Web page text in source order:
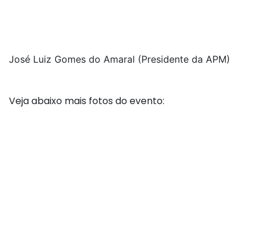
José Luiz Gomes do Amaral (Presidente da APM)
Veja abaixo mais fotos do evento: